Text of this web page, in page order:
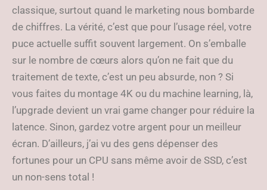
classique, surtout quand le marketing nous bombarde
de chiffres. La vérité, c’est que pour l’usage réel, votre
puce actuelle suffit souvent largement. On s’emballe
sur le nombre de cœurs alors qu’on ne fait que du
traitement de texte, c’est un peu absurde, non ? Si
vous faites du montage 4K ou du machine learning, là,
l’upgrade devient un vrai game changer pour réduire la
latence. Sinon, gardez votre argent pour un meilleur
écran. D’ailleurs, j’ai vu des gens dépenser des
fortunes pour un CPU sans même avoir de SSD, c’est
un non-sens total !